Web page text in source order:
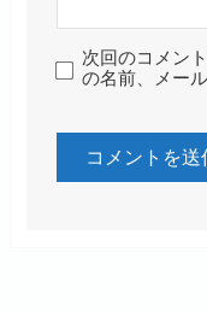
次回のコメン
の名前、メー